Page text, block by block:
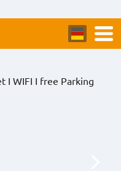
I WIFI I free Parking